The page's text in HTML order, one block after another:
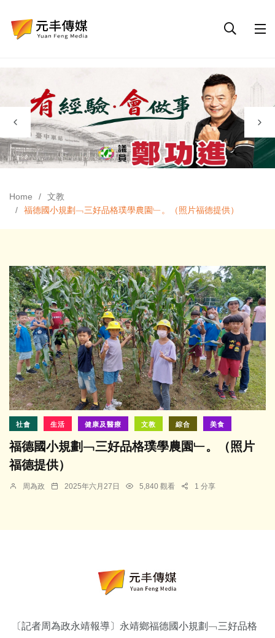
Home
文教
福德國小規劃﹁三好品格璞學農園﹂。（照片福德提供）
社會 生活 健康及醫療 文教 綜合 美食
福德國小規劃﹁三好品格璞學農園﹂。（照片
福德提供）
周為政 2025年六月27日 5,840 觀看 1 分享
〔記者周為政永靖報導〕永靖鄉福德國小規劃﹁三好品格